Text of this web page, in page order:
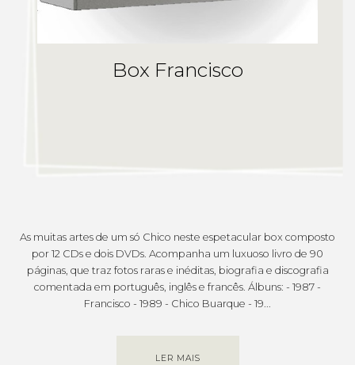
Box Francisco
As muitas artes de um só Chico neste espetacular box composto
por 12 CDs e dois DVDs. Acompanha um luxuoso livro de 90
páginas, que traz fotos raras e inéditas, biografia e discografia
comentada em português, inglês e francês. Álbuns: - 1987 -
Francisco - 1989 - Chico Buarque - 19...
LER MAIS